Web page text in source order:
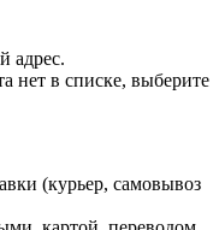
адрес.
нет в списке, выберите
(курьер, самовывоз